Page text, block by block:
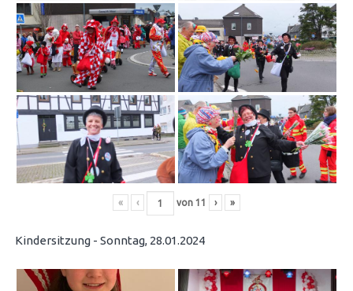
« ‹ von 11 › »
Kindersitzung - Sonntag, 28.01.2024